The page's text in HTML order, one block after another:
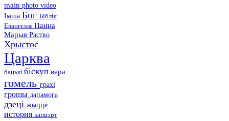
main photo video
Імша Бог Біблія
Евангелле Панна
Марыя Раство
Хрыстос
Царква
бацькі біскуп вера
гомель грахі
грошы дапамога
дзеці жыццё
история канцэрт